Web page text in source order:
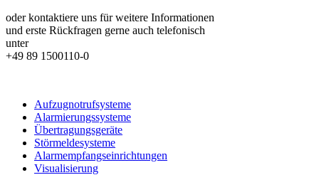
oder kontaktiere uns für weitere Informationen
und erste Rückfragen gerne auch telefonisch
unter
+49 89 1500110-0
Aufzugnotrufsysteme
Alarmierungssysteme
Übertragungsgeräte
Störmeldesysteme
Alarmempfangseinrichtungen
Visualisierung